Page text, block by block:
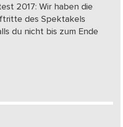
2017: Wir haben die
des Spektakels
du nicht bis zum Ende